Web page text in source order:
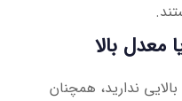
معدل بالا
ندارید، همچنان